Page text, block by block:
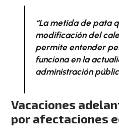
“La metida de pata
modificación del
permite entender
funciona en la
administración
Vacaciones
por afectaciones